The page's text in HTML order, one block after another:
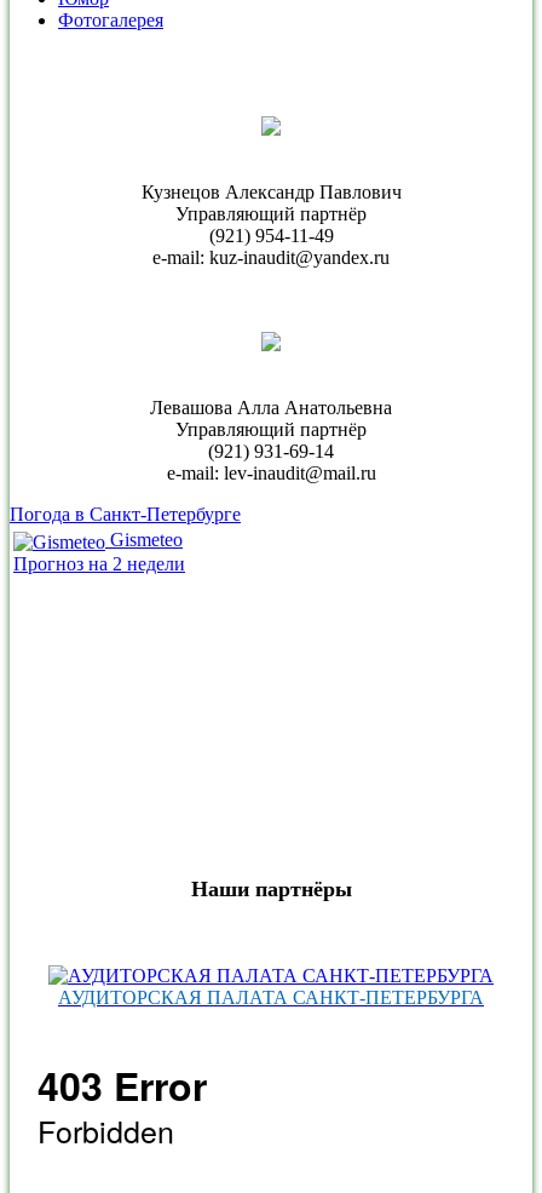
Фотогалерея
Кузнецов Александр Павлович
Управляющий партнёр
(921) 954-11-49
e-mail: kuz-inaudit@yandex.ru
Левашова Алла Анатольевна
Управляющий партнёр
(921) 931-69-14
e-mail: lev-inaudit@mail.ru
Погода в Санкт-Петербурге
Gismeteo
Прогноз на 2 недели
Наши партнёры
АУДИТОРСКАЯ ПАЛАТА САНКТ‑ПЕТЕРБУРГА